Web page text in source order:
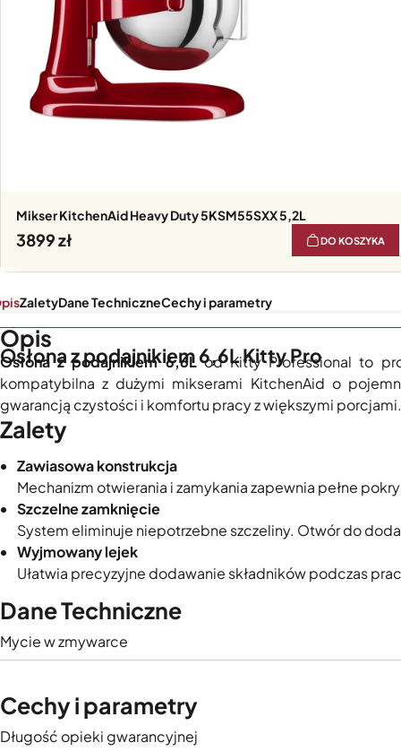
Mikser KitchenAid Heavy Duty 5KSM55SXX 5,2L
3899 DO KOSZYKA
Osłona z podajnikiem 6,6L Kitty Pro
ZaletyDane TechniczneCechy i parametry
Opis
Osłona z podajnikiem 6,6Lod Kitty Professional to
kompatybilna z dużymi mikserami KitchenAid o
gwarancją czystości i komfortu pracy z większymi porcjami.
Zalety
Zawiasowa konstrukcja
Mechanizm otwierania i zamykania zapewnia pełne
Szczelne zamknięcie
System eliminuje niepotrzebne szczeliny. Otwór do
Wyjmowany lejek
Ułatwia precyzyjne dodawanie składników podczas
Dane Techniczne
Mycie w zmywarce
Cechy i parametry
Długość opieki gwarancyjnej